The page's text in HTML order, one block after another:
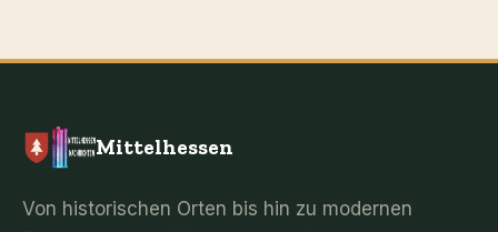
Mittelhessen
Von historischen Orten bis hin zu modernen